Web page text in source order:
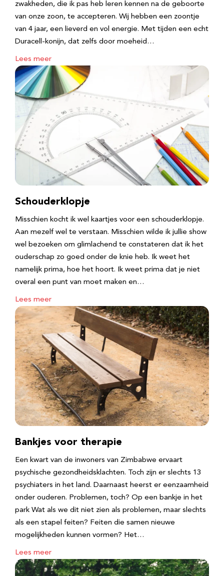
zwakheden, die ik pas heb leren kennen na de geboorte
van onze zoon, te accepteren. Wij hebben een zoontje
van 4 jaar, een lieverd en vol energie. Met tijden een echt
Duracell-konijn, dat zelfs door moeheid…
Lees meer
Schouderklopje
Misschien kocht ik wel kaartjes voor een schouderklopje.
Aan mezelf wel te verstaan. Misschien wilde ik jullie show
wel bezoeken om glimlachend te constateren dat ik het
ouderschap zo goed onder de knie heb. Ik weet het
namelijk prima, hoe het hoort. Ik weet prima dat je niet
overal een punt van moet maken en…
Lees meer
Bankjes voor therapie
Een kwart van de inwoners van Zimbabwe ervaart
psychische gezondheidsklachten. Toch zijn er slechts 13
psychiaters in het land. Daarnaast heerst er eenzaamheid
onder ouderen. Problemen, toch? Op een bankje in het
park Wat als we dit niet zien als problemen, maar slechts
als een stapel feiten? Feiten die samen nieuwe
mogelijkheden kunnen vormen? Het…
Lees meer